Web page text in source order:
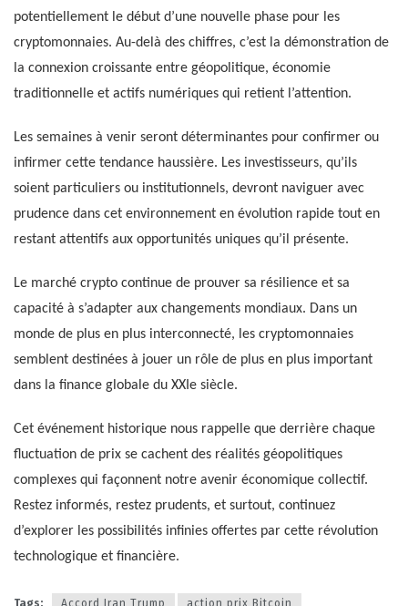
potentiellement le début d’une nouvelle phase pour les
cryptomonnaies. Au-delà des chiffres, c’est la démonstration de
la connexion croissante entre géopolitique, économie
traditionnelle et actifs numériques qui retient l’attention.
Les semaines à venir seront déterminantes pour confirmer ou
infirmer cette tendance haussière. Les investisseurs, qu’ils
soient particuliers ou institutionnels, devront naviguer avec
prudence dans cet environnement en évolution rapide tout en
restant attentifs aux opportunités uniques qu’il présente.
Le marché crypto continue de prouver sa résilience et sa
capacité à s’adapter aux changements mondiaux. Dans un
monde de plus en plus interconnecté, les cryptomonnaies
semblent destinées à jouer un rôle de plus en plus important
dans la finance globale du XXIe siècle.
Cet événement historique nous rappelle que derrière chaque
fluctuation de prix se cachent des réalités géopolitiques
complexes qui façonnent notre avenir économique collectif.
Restez informés, restez prudents, et surtout, continuez
d’explorer les possibilités infinies offertes par cette révolution
technologique et financière.
Tags: Accord Iran Trump
action prix Bitcoin